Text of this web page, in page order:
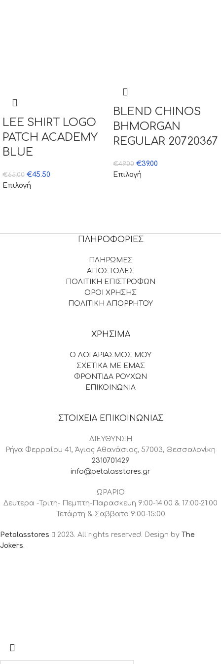
LEE SHIRT LOGO
PATCH ACADEMY
BLUE
€65.00 €45.50
Επιλογή
BLEND CHINOS
BHMORGAN
REGULAR 20720367
€49.00 €39.00
Επιλογή
ΠΛΗΡΟΦΟΡΙΕΣ
ΠΛΗΡΩΜΕΣ
ΑΠΟΣΤΟΛΕΣ
ΠΟΛΙΤΙΚΗ ΕΠΙΣΤΡΟΦΩΝ
ΟΡΟΙ ΧΡΗΣΗΣ
ΠΟΛΙΤΙΚΗ ΑΠΟΡΡΗΤΟΥ
ΧΡΗΣΙΜΑ
Ο ΛΟΓΑΡΙΑΣΜΟΣ ΜΟΥ
ΣΧΕΤΙΚΑ ΜΕ ΕΜΑΣ
ΦΡΟΝΤΙΔΑ ΡΟΥΧΩΝ
ΕΠΙΚΟΙΝΩΝΙΑ
ΣΤΟΙΧΕΙΑ ΕΠΙΚΟΙΝΩΝΙΑΣ
ΔΙΕΥΘΥΝΣΗ
Ρήγα Φερραίου 41, Άγιος Αθανάσιος, 57003, Θεσσαλονίκη
2310701429
info@petalasstores.gr
ΩΡΑΡΙΟ
Δευτερα -Τριτη- Πεμπτη-Παρασκευη 9:00-14:00 & 17:00-21:00
Τετάρτη & Σαββατο 9:00-15:00
Petalasstores 2023. All rights reserved. Design by The
Jokers.